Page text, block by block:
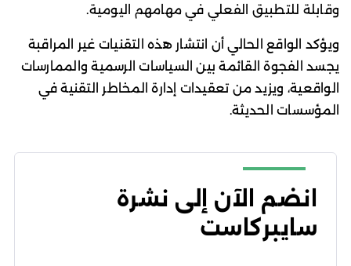
وقابلة للتطبيق الفعلي في مهامهم اليومية.
ويؤكد الواقع الحالي أن انتشار هذه التقنيات غير المراقبة
يجسد الفجوة القائمة بين السياسات الرسمية والممارسات
الواقعية، ويزيد من تعقيدات إدارة المخاطر التقنية في
المؤسسات الحديثة.
انضم الآن إلى نشرة
سايبركاست